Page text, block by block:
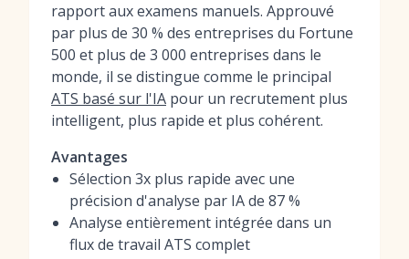
rapport aux examens manuels. Approuvé
par plus de 30 % des entreprises du Fortune
500 et plus de 3 000 entreprises dans le
monde, il se distingue comme le principal
ATS basé sur l'IA pour un recrutement plus
intelligent, plus rapide et plus cohérent.
Avantages
Sélection 3x plus rapide avec une
précision d'analyse par IA de 87 %
Analyse entièrement intégrée dans un
flux de travail ATS complet